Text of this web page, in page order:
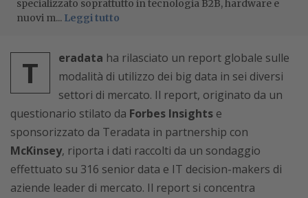
specializzato soprattutto in tecnologia B2B, hardware e
nuovi m... Leggi tutto
T eradata ha rilasciato un report globale sulle
modalità di utilizzo dei big data in sei diversi
settori di mercato. Il report, originato da un
questionario stilato da Forbes Insights e
sponsorizzato da Teradata in partnership con
McKinsey, riporta i dati raccolti da un sondaggio
effettuato su 316 senior data e IT decision-makers di
aziende leader di mercato. Il report si concentra